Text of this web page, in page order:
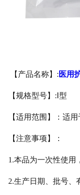
【产品名称】 : 医用
【规格型号】 :Ⅰ 型
【适用范围】：适
【注意事项】：
1.本品为一次性使用
2.生产日期、批号、